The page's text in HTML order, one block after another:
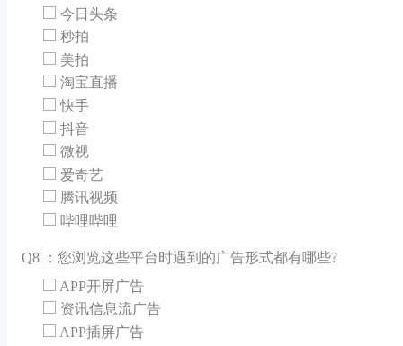
今日头条
秒拍
美拍
淘宝直播
快手
抖音
微视
爱奇艺
腾讯视频
哔哩哔哩
Q8 ：您浏览这些平台时遇到的广告形式都有哪些?
APP开屏广告
资讯信息流广告
APP插屏广告